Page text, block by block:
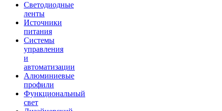
Светодиодные
ленты
Источники
питания
Системы
управления
и
автоматизации
Алюминиевые
профили
Функциональный
свет